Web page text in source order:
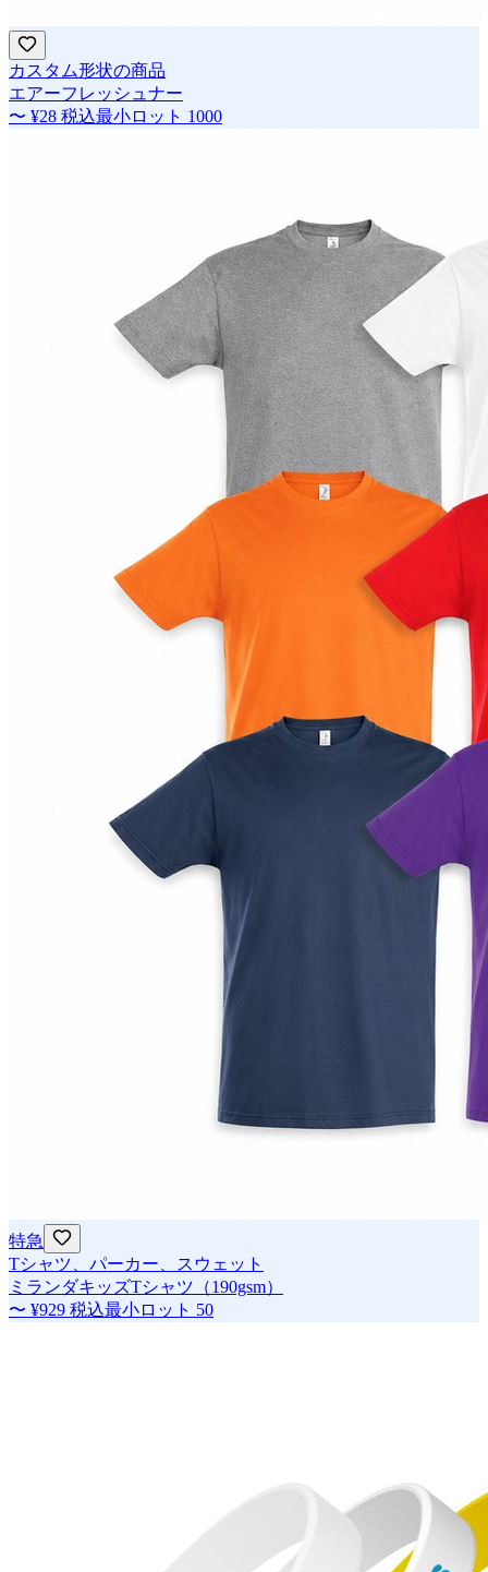
カスタム形状の商品
エアーフレッシュナー
〜 ¥28 税込最小ロット 1000
特急
Tシャツ、パーカー、スウェット
ミランダキッズTシャツ（190gsm）
〜 ¥929 税込最小ロット 50